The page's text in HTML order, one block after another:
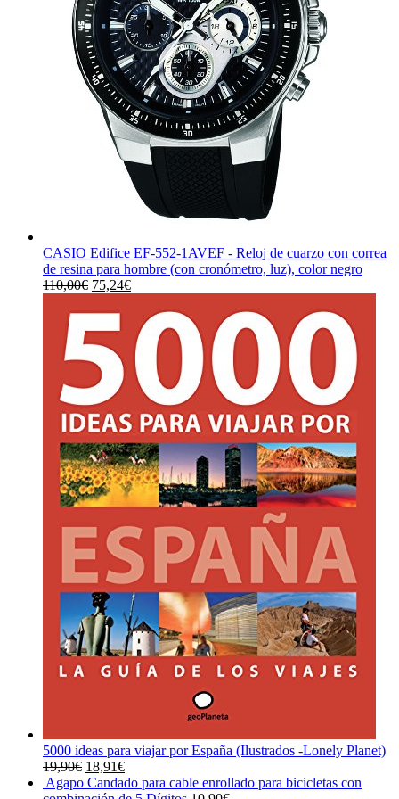
CASIO Edifice EF-552-1AVEF - Reloj de cuarzo con correa
de resina para hombre (con cronómetro, luz), color negro
110,00€ El
original
era:
110,00€.
75,24€El
actual
es:
75,24€.
5000 ideas para viajar por España (Ilustrados -Lonely Planet)
19,90€ El
precio
18,91€El
precio
Agapo Candado para cable enrollado para bicicletas con